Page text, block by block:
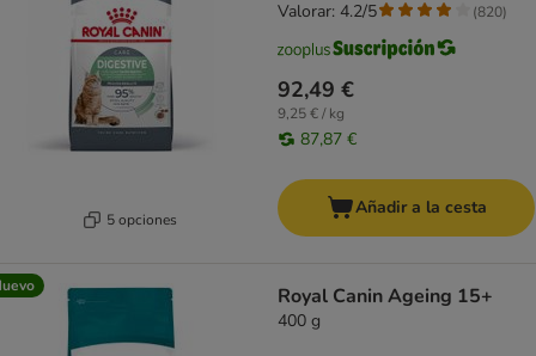
5 opciones
92,49 €
9,25 € / kg
87,87 €
Valorar: 4.2/5 (820)
Añadir a la cesta
Royal Canin Ageing 15+
400 g